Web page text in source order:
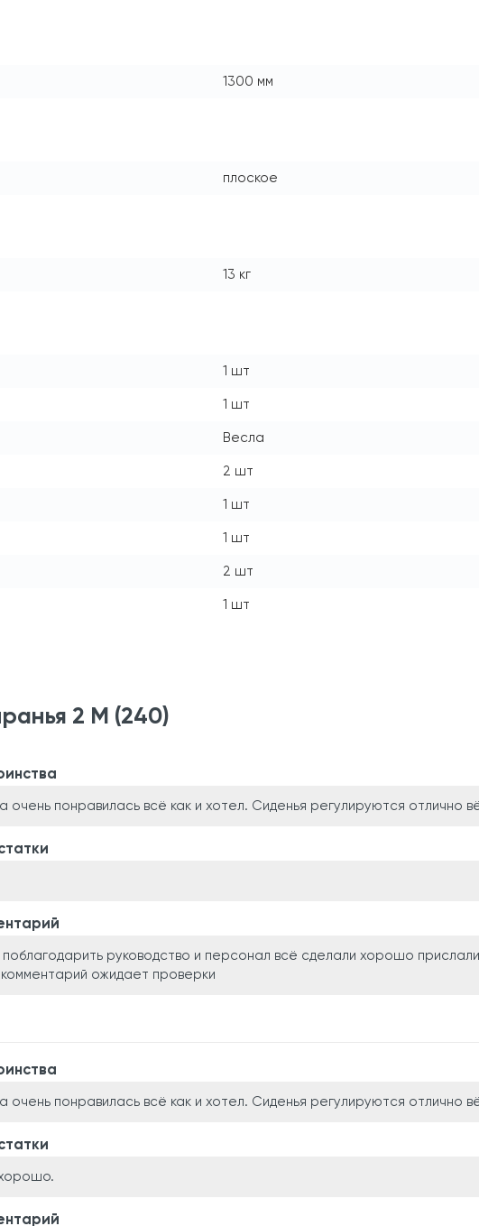
1300 мм
плоское
13 кг
1 шт
1 шт
Весла
2 шт
1 шт
1 шт
2 шт
1 шт
2 М (240)
очень понравилась всё как и хотел. Сиденья регулируются
поблагодарить руководство и персонал всё сделали хорошо
ожидает проверки
очень понравилась всё как и хотел. Сиденья регулируются